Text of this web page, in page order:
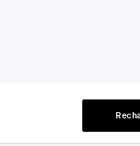
arqbag/